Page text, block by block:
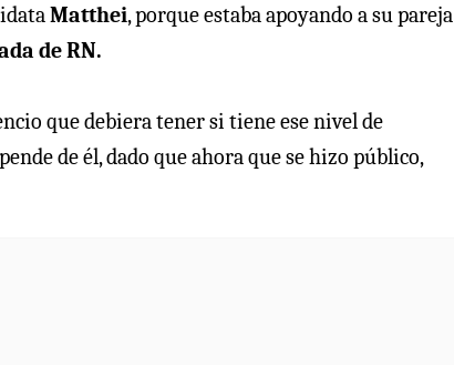
Matthei, porque estaba apoyando a su pareja
de RN.
que debiera tener si tiene ese nivel de
de él, dado que ahora que se hizo público,